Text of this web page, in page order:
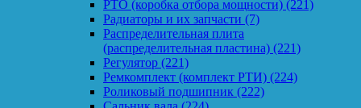
PTO (коробка отбора мощности) (221)
Радиаторы и их запчасти (7)
Распределительная плита
(распределительная пластина) (221)
Регулятор (221)
Ремкомплект (комплект РТИ) (224)
Роликовый подшипник (222)